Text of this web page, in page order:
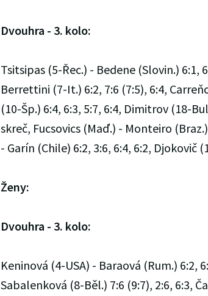
Dvouhra - 3. kolo:
Tsitsipas (5-Řec.) - Bedene (Slovin.) 6:1,
Berrettini (7-It.) 6:2, 7:6 (7:5), 6:4,
(10-Šp.) 6:4, 6:3, 5:7, 6:4, Dimitrov (18-
skreč, Fucsovics (Maď.) - Monteiro
- Garín (Chile) 6:2, 3:6, 6:4, 6:2, Djokovič
Ženy:
Dvouhra - 3. kolo:
Keninová (4-USA) - Baraová (Rum.) 6:2,
Sabalenková (8-Běl.) 7:6 (9:7), 2:6, 6:3,